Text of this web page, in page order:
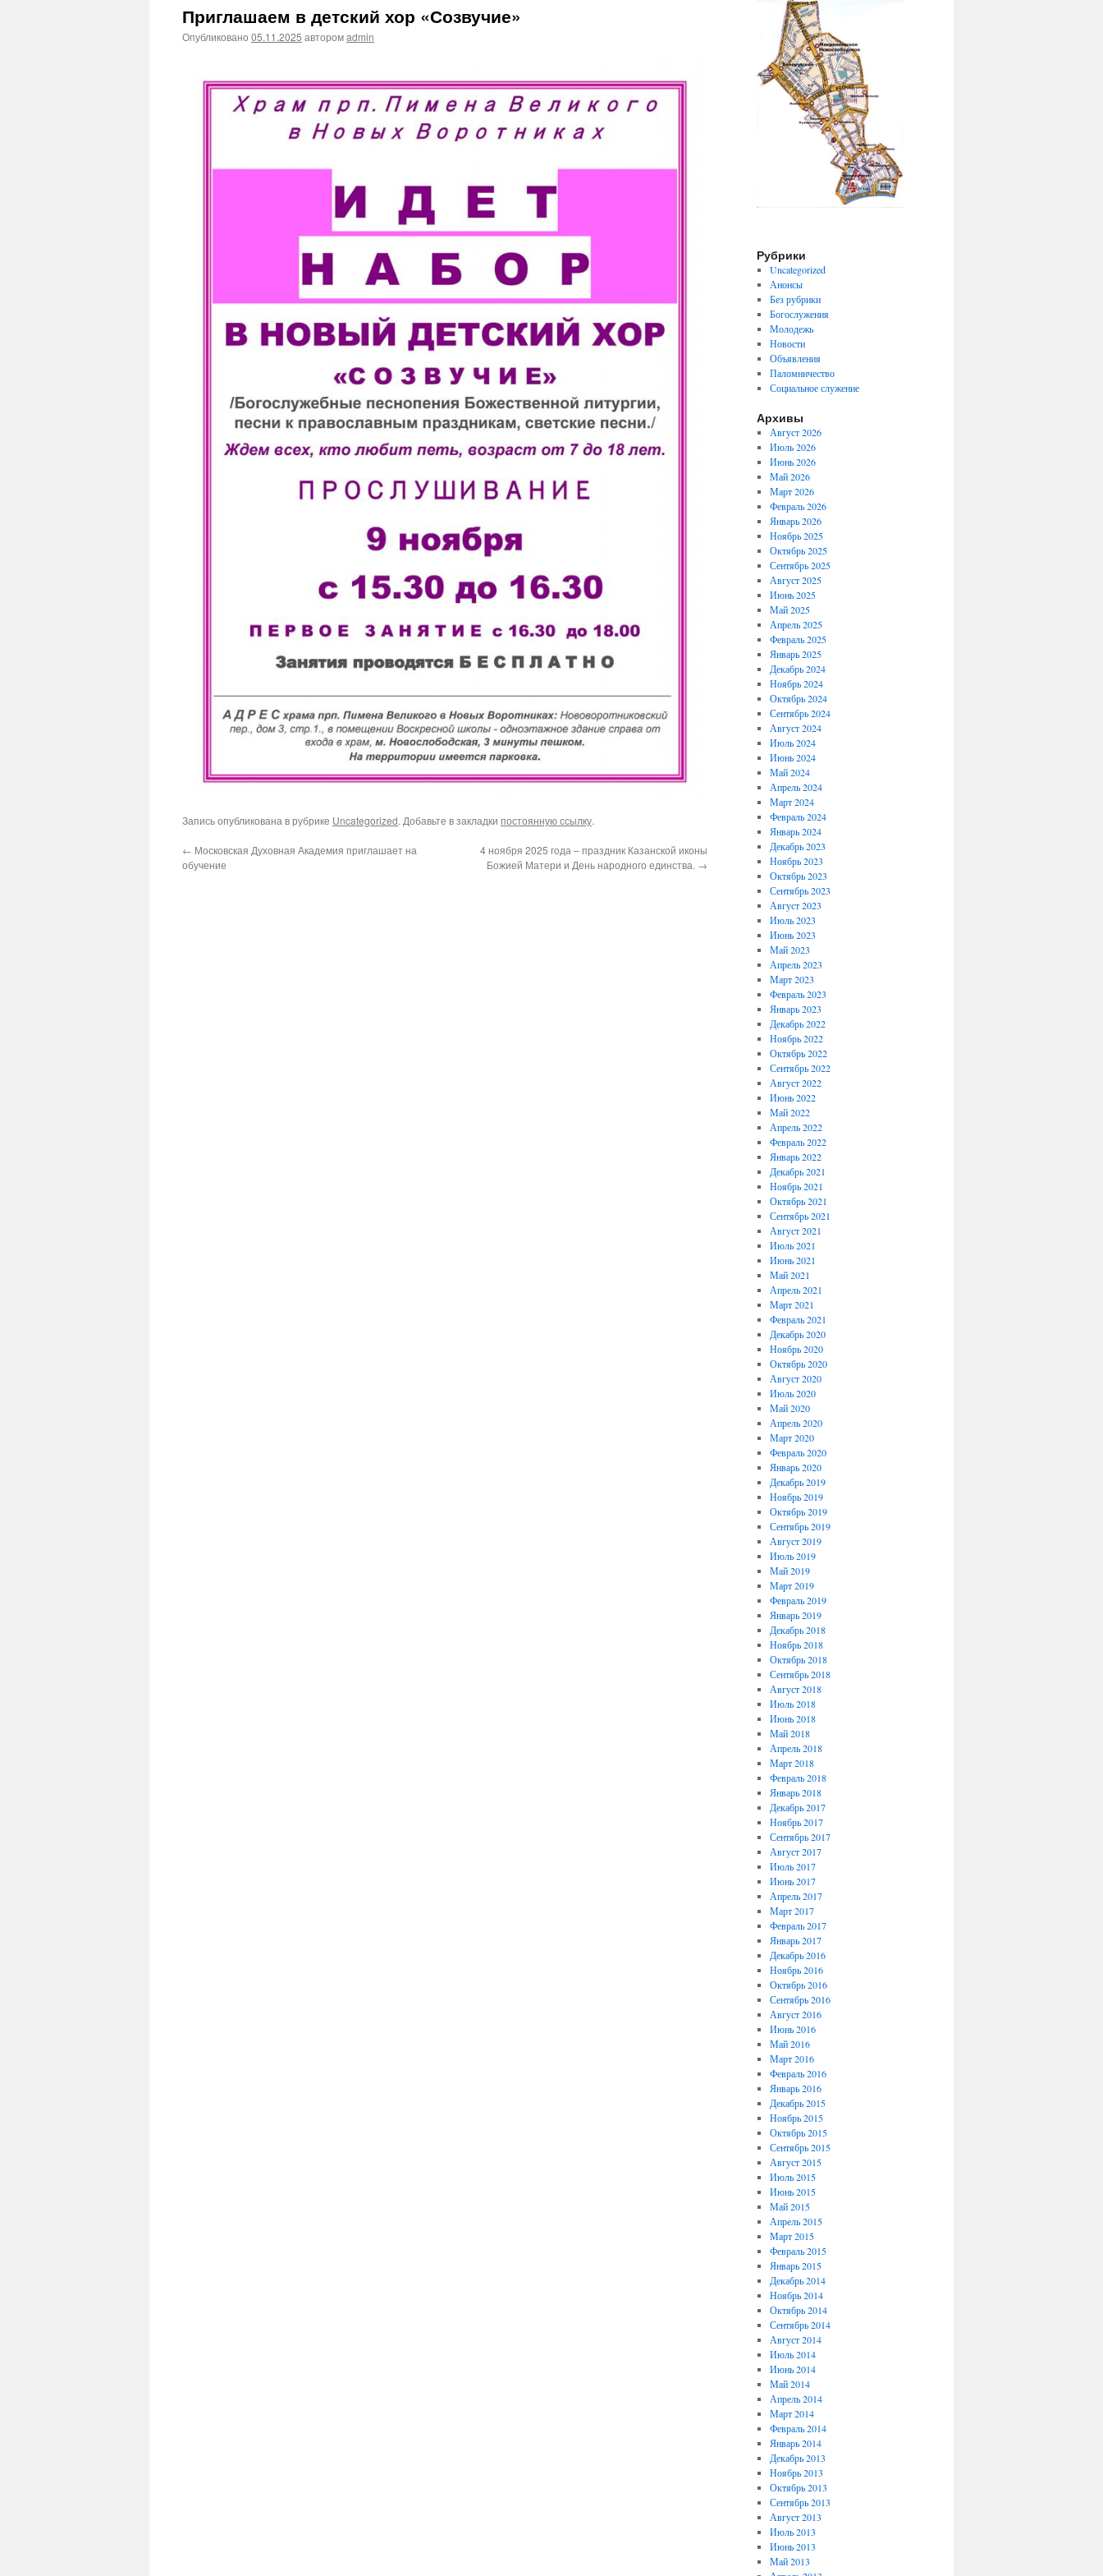
Приглашаем в детский хор «Созвучие»
Опубликовано 05.11.2025 авторомadmin
Запись опубликована в рубрике Uncategorized. Добавьте в закладки постоянную ссылку.
← Московская Духовная Академия приглашает на
обучение
4 ноября 2025 года – праздник Казанской иконы
Божией Матери и День народного единства. →
Рубрики
Uncategorized
Анонсы
Без рубрики
Богослужения
Молодежь
Новости
Объявления
Паломничество
Социальное служение
Архивы
Август 2026
Июль 2026
Июнь 2026
Май 2026
Март 2026
Февраль 2026
Январь 2026
Ноябрь 2025
Октябрь 2025
Сентябрь 2025
Август 2025
Июнь 2025
Май 2025
Апрель 2025
Февраль 2025
Январь 2025
Декабрь 2024
Ноябрь 2024
Октябрь 2024
Сентябрь 2024
Август 2024
Июль 2024
Июнь 2024
Май 2024
Апрель 2024
Март 2024
Февраль 2024
Январь 2024
Декабрь 2023
Ноябрь 2023
Октябрь 2023
Сентябрь 2023
Август 2023
Июль 2023
Июнь 2023
Май 2023
Апрель 2023
Март 2023
Февраль 2023
Январь 2023
Декабрь 2022
Ноябрь 2022
Октябрь 2022
Сентябрь 2022
Август 2022
Июнь 2022
Май 2022
Апрель 2022
Февраль 2022
Январь 2022
Декабрь 2021
Ноябрь 2021
Октябрь 2021
Сентябрь 2021
Август 2021
Июль 2021
Июнь 2021
Май 2021
Апрель 2021
Март 2021
Февраль 2021
Декабрь 2020
Ноябрь 2020
Октябрь 2020
Август 2020
Июль 2020
Май 2020
Апрель 2020
Март 2020
Февраль 2020
Январь 2020
Декабрь 2019
Ноябрь 2019
Октябрь 2019
Сентябрь 2019
Август 2019
Июль 2019
Май 2019
Март 2019
Февраль 2019
Январь 2019
Декабрь 2018
Ноябрь 2018
Октябрь 2018
Сентябрь 2018
Август 2018
Июль 2018
Июнь 2018
Май 2018
Апрель 2018
Март 2018
Февраль 2018
Январь 2018
Декабрь 2017
Ноябрь 2017
Сентябрь 2017
Август 2017
Июль 2017
Июнь 2017
Апрель 2017
Март 2017
Февраль 2017
Январь 2017
Декабрь 2016
Ноябрь 2016
Октябрь 2016
Сентябрь 2016
Август 2016
Июнь 2016
Май 2016
Март 2016
Февраль 2016
Январь 2016
Декабрь 2015
Ноябрь 2015
Октябрь 2015
Сентябрь 2015
Август 2015
Июль 2015
Июнь 2015
Май 2015
Апрель 2015
Март 2015
Февраль 2015
Январь 2015
Декабрь 2014
Ноябрь 2014
Октябрь 2014
Сентябрь 2014
Август 2014
Июль 2014
Июнь 2014
Май 2014
Апрель 2014
Март 2014
Февраль 2014
Январь 2014
Декабрь 2013
Ноябрь 2013
Октябрь 2013
Сентябрь 2013
Август 2013
Июль 2013
Июнь 2013
Май 2013